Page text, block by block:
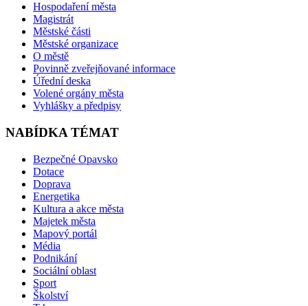
Hospodaření města
Magistrát
Městské části
Městské organizace
O městě
Povinně zveřejňované informace
Úřední deska
Volené orgány města
Vyhlášky a předpisy
NABÍDKA TÉMAT
Bezpečné Opavsko
Dotace
Doprava
Energetika
Kultura a akce města
Majetek města
Mapový portál
Média
Podnikání
Sociální oblast
Sport
Školství